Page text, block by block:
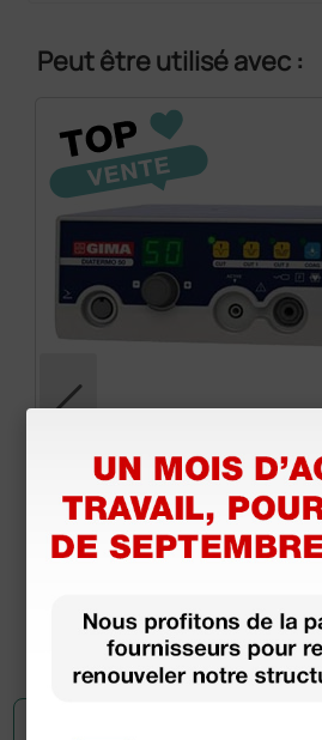
Peut être utilisé avec :
Bistouri électrique 50